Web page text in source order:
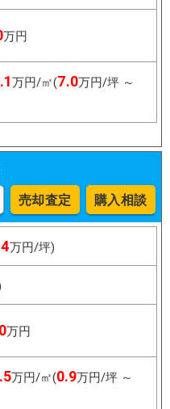
万円
万円/㎡(7.0万円/坪 ～
売却査定 購入相談
万円/坪)
万円
万円/㎡(0.9万円/坪 ～